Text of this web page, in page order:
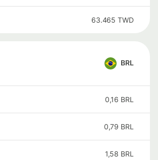
63.465 TWD
BRL
0,16 BRL
0,79 BRL
1,58 BRL